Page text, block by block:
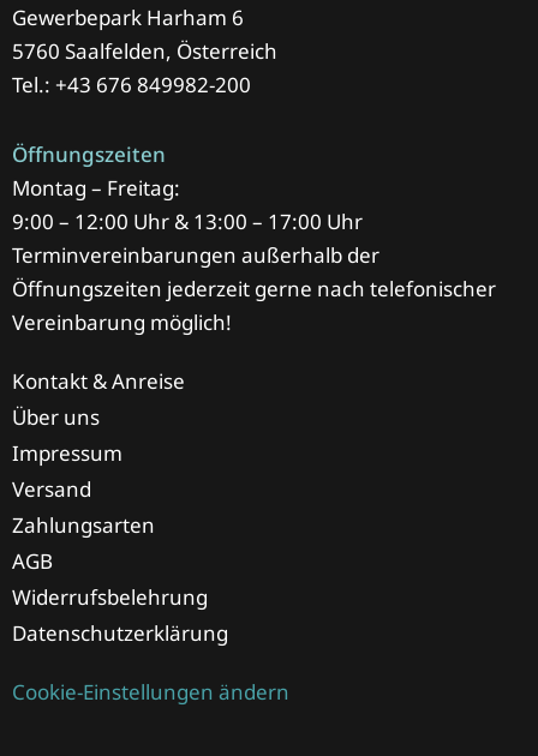
Gewerbepark Harham 6
5760 Saalfelden, Österreich
Tel.: +43 676 849982-200
Öffnungszeiten
Montag – Freitag:
9:00 – 12:00 Uhr & 13:00 – 17:00 Uhr
Terminvereinbarungen außerhalb der
Öffnungszeiten jederzeit gerne nach telefonischer
Vereinbarung möglich!
Kontakt & Anreise
Über uns
Impressum
Versand
Zahlungsarten
AGB
Widerrufsbelehrung
Datenschutzerklärung
Cookie-Einstellungen ändern